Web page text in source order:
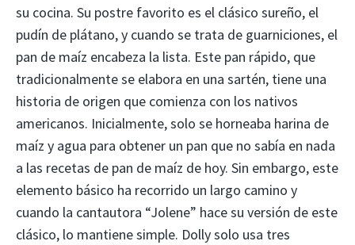
su cocina. Su postre favorito es el clásico sureño, el
pudín de plátano, y cuando se trata de guarniciones, el
pan de maíz encabeza la lista. Este pan rápido, que
tradicionalmente se elabora en una sartén, tiene una
historia de origen que comienza con los nativos
americanos. Inicialmente, solo se horneaba harina de
maíz y agua para obtener un pan que no sabía en nada
a las recetas de pan de maíz de hoy. Sin embargo, este
elemento básico ha recorrido un largo camino y
cuando la cantautora “Jolene” hace su versión de este
clásico, lo mantiene simple. Dolly solo usa tres